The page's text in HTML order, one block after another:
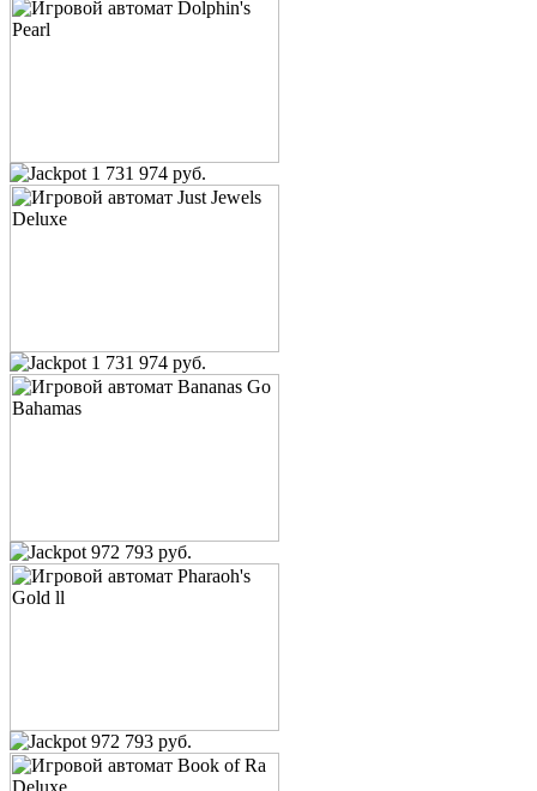
1 731 974 руб.
1 731 974 руб.
972 793 руб.
972 793 руб.